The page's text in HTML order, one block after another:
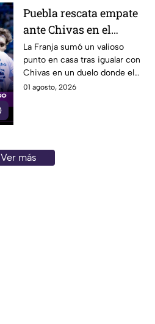
Puebla rescata empate
ante Chivas en el
Cuauhtémoc
La Franja sumó un valioso
punto en casa tras igualar con
Chivas en un duelo donde el
arquero poblano fue figura.
01 agosto, 2026
Ver más